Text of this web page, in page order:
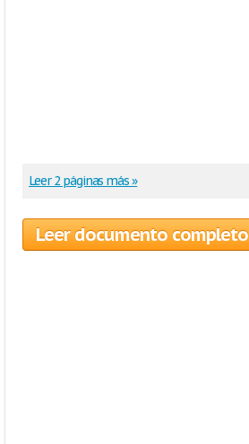
Leer 2 páginas más »
Leer documento completo